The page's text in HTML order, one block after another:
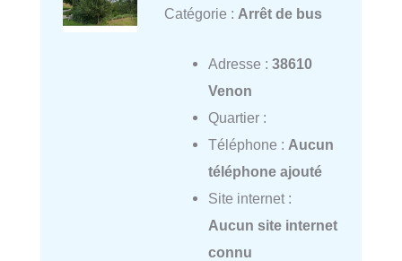
Catégorie : Arrêt de bus
Adresse : 38610
Venon
Quartier :
Téléphone : Aucun
téléphone ajouté
Site internet :
Aucun site internet
connu